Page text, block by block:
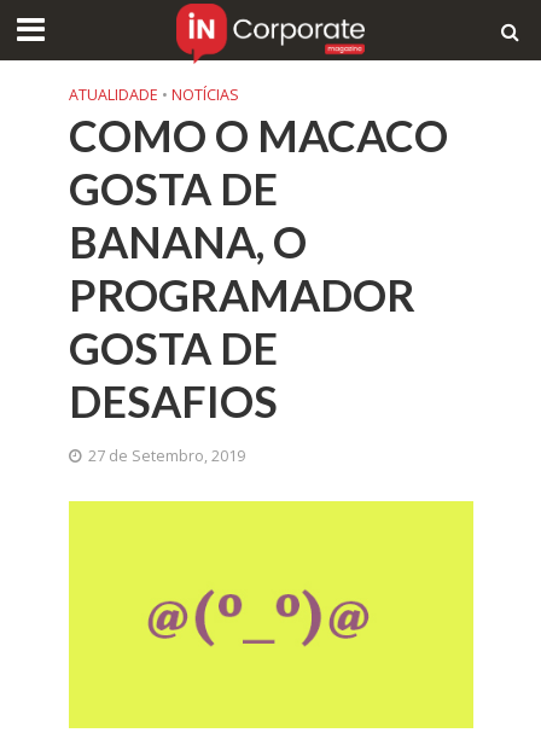
ATUALIDADE • NOTÍCIAS
COMO O MACACO
GOSTA DE
BANANA, O
PROGRAMADOR
GOSTA DE
DESAFIOS
27 de Setembro, 2019